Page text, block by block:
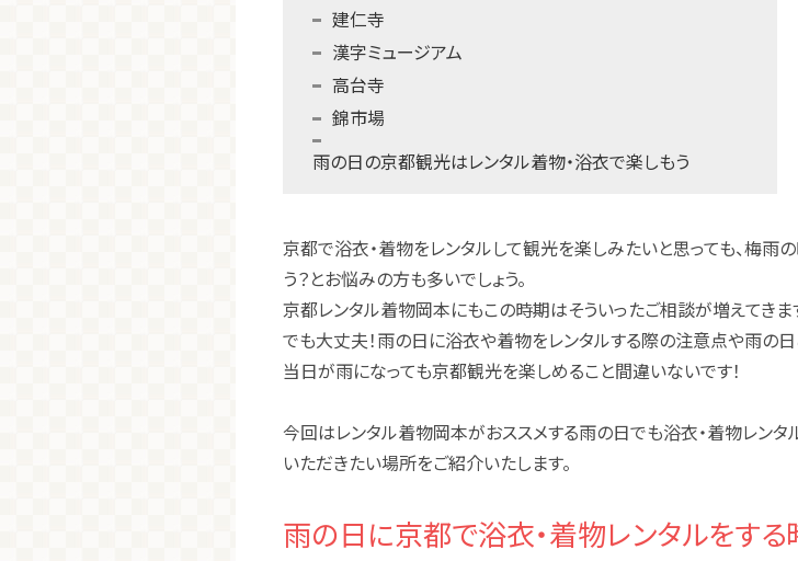
建仁寺
漢字ミュージアム
高台寺
錦市場
雨の日の京都観光はレンタル着物・浴衣で楽しもう
京都で浴衣・着物をレンタルして観光を楽しみたいと思っても、梅雨
う？とお悩みの方も多いでしょう。
京都レンタル着物岡本にもこの時期はそういったご相談が増えてきま
でも大丈夫！雨の日に浴衣や着物をレンタルする際の注意点や雨の日
当日が雨になっても京都観光を楽しめること間違いないです！
今回はレンタル着物岡本がおススメする雨の日でも浴衣・着物レン
いただきたい場所をご紹介いたします。
雨の日に京都で浴衣・着物レンタルをす